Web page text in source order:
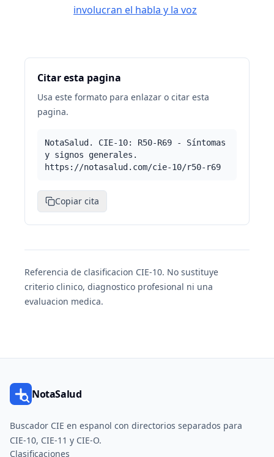
involucran el habla y la voz
Citar esta pagina
Usa este formato para enlazar o citar esta
pagina.
NotaSalud. CIE-10: R50-R69 - Síntomas
y signos generales.
https://notasalud.com/cie-10/r50-r69
Copiar cita
Referencia de clasificacion CIE-10. No sustituye
criterio clinico, diagnostico profesional ni una
evaluacion medica.
NotaSalud
Buscador CIE en espanol con directorios separados para
CIE-10, CIE-11 y CIE-O.
Clasificaciones